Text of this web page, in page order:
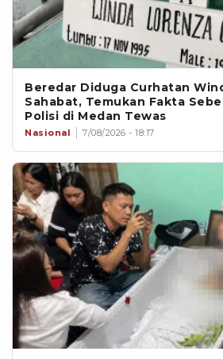
Beredar Diduga Curhatan
Sahabat, Temukan Fakta
Polisi di Medan Tewas
Nasional 7/08/2026 - 18:17